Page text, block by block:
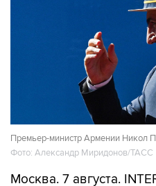
Премьер-министр Армении Никол
Фото: Александр Миридонов/ТАСС
Москва. 7 августа.